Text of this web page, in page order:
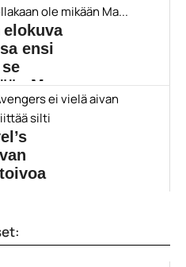
romaani
ensi
Ma...
rauhoittuneen niin